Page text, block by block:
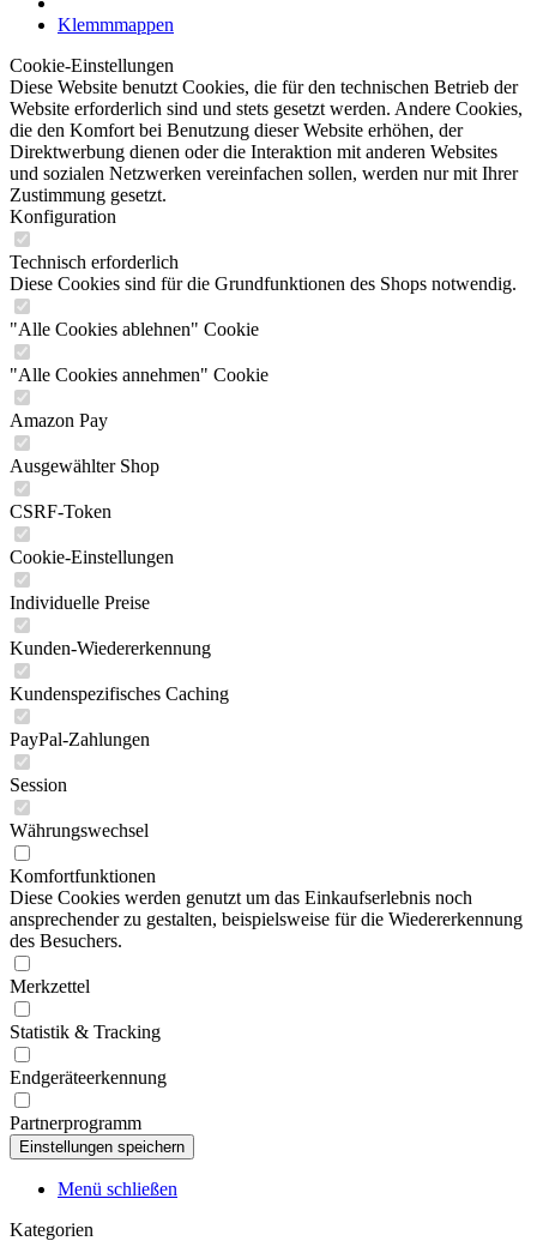
Klemmmappen
Cookie-Einstellungen
Diese Website benutzt Cookies, die für den technischen Betrieb der
Website erforderlich sind und stets gesetzt werden. Andere Cookies,
die den Komfort bei Benutzung dieser Website erhöhen, der
Direktwerbung dienen oder die Interaktion mit anderen Websites
und sozialen Netzwerken vereinfachen sollen, werden nur mit Ihrer
Zustimmung gesetzt.
Konfiguration
Technisch erforderlich
Diese Cookies sind für die Grundfunktionen des Shops notwendig.
"Alle Cookies ablehnen" Cookie
"Alle Cookies annehmen" Cookie
Amazon Pay
Ausgewählter Shop
CSRF-Token
Cookie-Einstellungen
Individuelle Preise
Kunden-Wiedererkennung
Kundenspezifisches Caching
PayPal-Zahlungen
Session
Währungswechsel
Komfortfunktionen
Diese Cookies werden genutzt um das Einkaufserlebnis noch
ansprechender zu gestalten, beispielsweise für die Wiedererkennung
des Besuchers.
Merkzettel
Statistik & Tracking
Endgeräteerkennung
Partnerprogramm
Menü schließen
Kategorien